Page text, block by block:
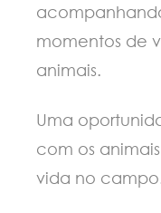
momentos de
animais.
Uma
com os
vida no